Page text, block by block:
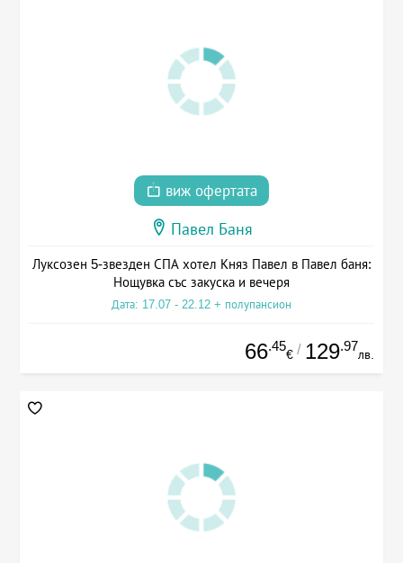
виж офертата
Павел Баня
Луксозен 5-звезден СПА хотел Княз Павел в Павел баня:
Нощувка със закуска и вечеря
Дата: 17.07 - 22.12 + полупансион
66.45
€ / 129.97
лв.